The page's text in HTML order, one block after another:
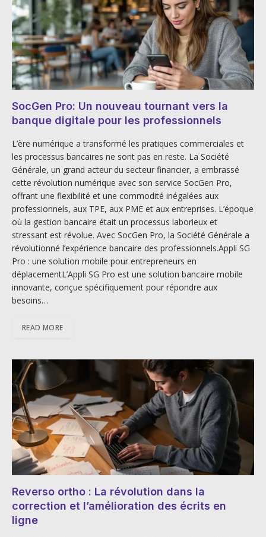
SocGen Pro: Un nouveau tournant vers la
banque digitale pour les professionnels
L’ère numérique a transformé les pratiques commerciales et
les processus bancaires ne sont pas en reste. La Société
Générale, un grand acteur du secteur financier, a embrassé
cette révolution numérique avec son service SocGen Pro,
offrant une flexibilité et une commodité inégalées aux
professionnels, aux TPE, aux PME et aux entreprises. L’époque
où la gestion bancaire était un processus laborieux et
stressant est révolue. Avec SocGen Pro, la Société Générale a
révolutionné l’expérience bancaire des professionnels.Appli SG
Pro : une solution mobile pour entrepreneurs en
déplacementL’Appli SG Pro est une solution bancaire mobile
innovante, conçue spécifiquement pour répondre aux
besoins…
READ MORE
Reverso ortho : La révolution dans la
correction et l’amélioration des écrits en
ligne